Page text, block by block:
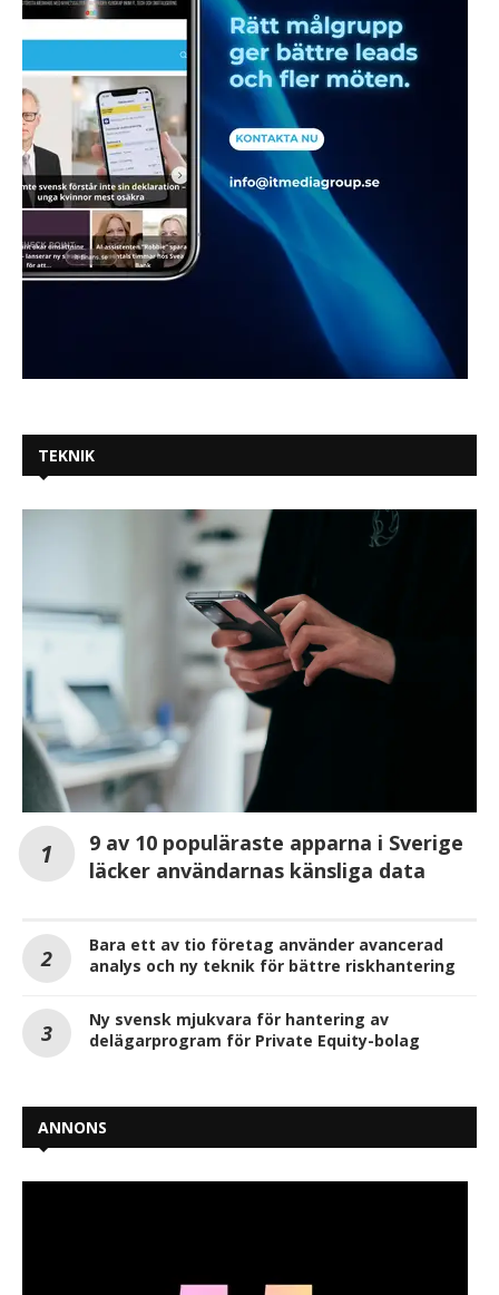
TEKNIK
9 av 10 populäraste apparna i Sverige
läcker användarnas känsliga data
Bara ett av tio företag använder avancerad
analys och ny teknik för bättre riskhantering
Ny svensk mjukvara för hantering av
delägarprogram för Private Equity-bolag
ANNONS